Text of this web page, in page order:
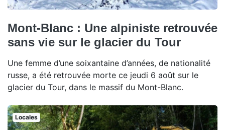
Mont-Blanc : Une alpiniste retrouvée
sans vie sur le glacier du Tour
Une femme d’une soixantaine d’années, de nationalité
russe, a été retrouvée morte ce jeudi 6 août sur le
glacier du Tour, dans le massif du Mont-Blanc.
Locales